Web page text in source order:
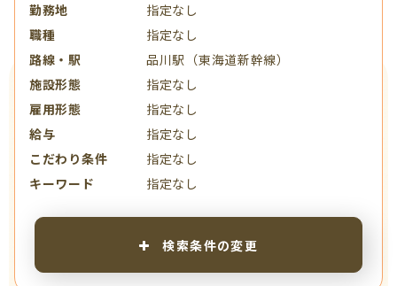
勤務地
指定なし
職種
指定なし
路線・駅
品川駅（東海道新幹線）
施設形態
指定なし
雇用形態
指定なし
給与
指定なし
こだわり条件
指定なし
キーワード
指定なし
検索条件の変更